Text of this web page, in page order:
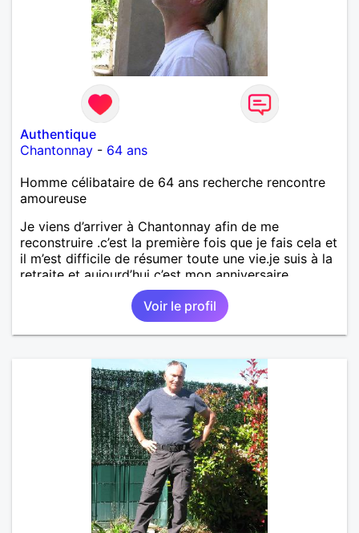
Authentique
Chantonnay - 64 ans
Homme célibataire de 64 ans recherche rencontre
amoureuse
Je viens d’arriver à Chantonnay afin de me
reconstruire .c’est la première fois que je fais cela et
il m’est difficile de résumer toute une vie.je suis à la
retraite et aujourd’hui c’est mon anniversaire
!J’aimerais rencontrer quelqu’un qui partage les
mêmes valeurs qui font de quelqu’un un être humain
Voir le profil